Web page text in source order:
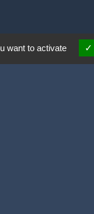
want to activate